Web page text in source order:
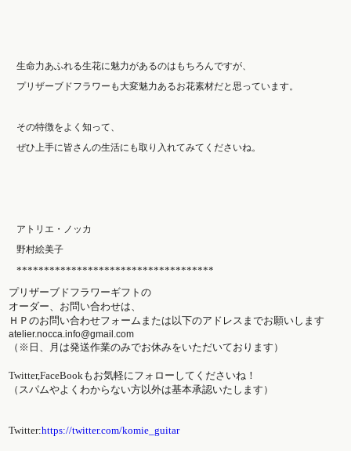
生命力あふれる生花に魅力があるのはもちろんですが、
プリザーブドフラワーも大変魅力あるお花素材だと思っています。
その特徴をよく知って、
ぜひ上手に皆さんの生活にも取り入れてみてくださいね。
アトリエ・ノッカ
野村絵美子
************************************
プリザーブドフラワーギフトの
オーダー、お問い合わせは、
ＨＰのお問い合わせフォームまたは以下のアドレスまでお願いします
atelier.nocca.info@gmail.com
（※日、月は発送作業のみでお休みをいただいております ）
Twitter,FaceBookもお気軽にフォロー してくださいね！
（スパムやよくわからない方以外は基本承認いたします ）
Twitter:https://twitter.com/komie_guitar